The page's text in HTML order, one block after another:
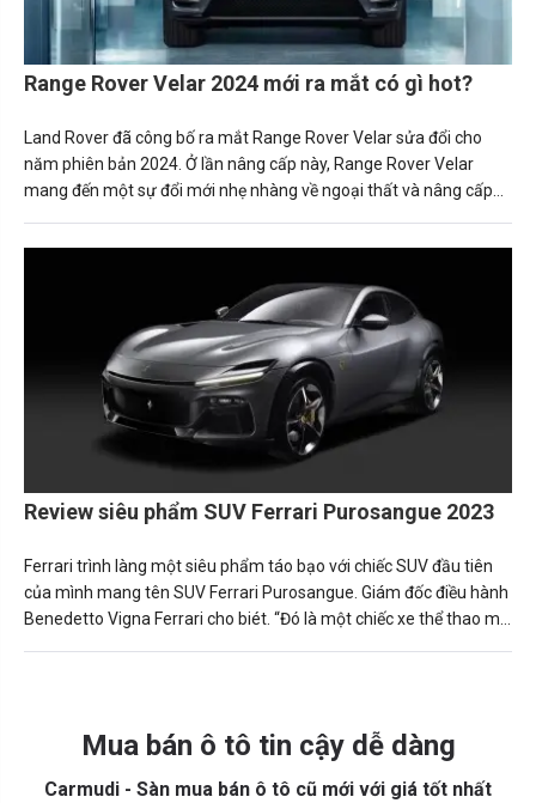
Range Rover Velar 2024 mới ra mắt có gì hot?
Land Rover đã công bố ra mắt Range Rover Velar sửa đổi cho
năm phiên bản 2024. Ở lần nâng cấp này, Range Rover Velar
mang đến một sự đổi mới nhẹ nhàng về ngoại thất và nâng cấp
Review siêu phẩm SUV Ferrari Purosangue 2023
Ferrari trình làng một siêu phẩm táo bạo với chiếc SUV đầu tiên
của mình mang tên SUV Ferrari Purosangue. Giám đốc điều hành
Benedetto Vigna Ferrari cho biét. “Đó là một chiếc xe thể thao mở
Mua bán ô tô tin cậy dễ dàng
Carmudi - Sàn mua bán ô tô cũ mới với giá tốt nhất